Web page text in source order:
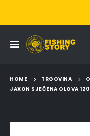
HOME TRGOVINA
JAXON SJEČENA OLOVA